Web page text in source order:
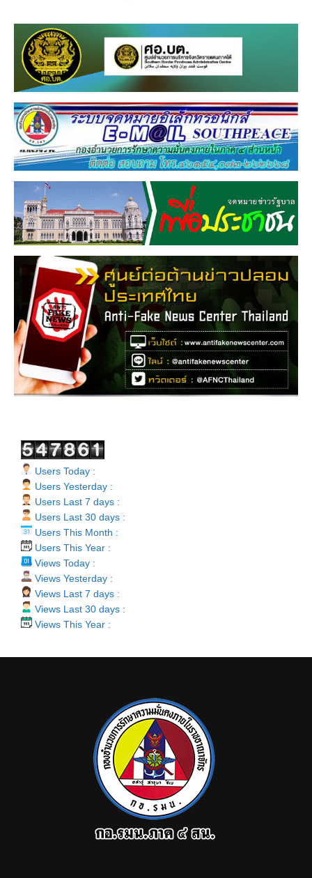
Users Today :
Users Yesterday :
Users Last 7 days :
Users Last 30 days :
Users This Month :
Users This Year :
Views Today :
Views Yesterday :
Views Last 7 days :
Views Last 30 days :
Views This Year :